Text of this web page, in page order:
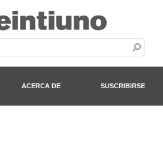
ACERCA DE SUSCRIBIRSE